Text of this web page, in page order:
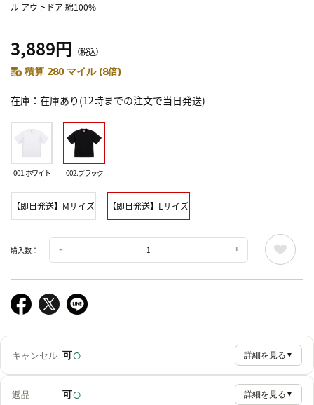
ル アウトドア 綿100%
3,889円 （税込）
積算 280 マイル (8倍)
在庫 在庫あり(12時までの注文で当日発送)
001.ホワイト 002.ブラック
【即日発送】Mサイズ 【即日発送】Lサイズ
購入数：
キャンセル 可○ 詳細を見る ▼
返品 可○ 詳細を見る ▼